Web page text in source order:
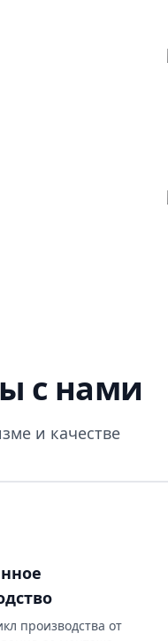
с нами
и качестве
производства от